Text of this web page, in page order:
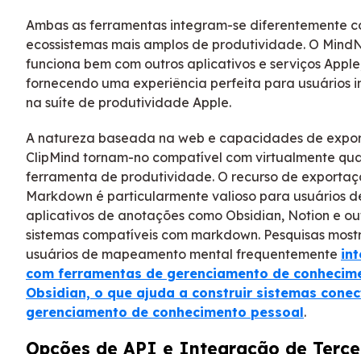
Ambas as ferramentas integram-se diferentemente
ecossistemas mais amplos de produtividade. O
funciona bem com outros aplicativos e serviços
fornecendo uma experiência perfeita para usuários
na suíte de produtividade Apple.
A natureza baseada na web e capacidades de
ClipMind tornam-no compatível com virtualmente
ferramenta de produtividade. O recurso de
Markdown é particularmente valioso para usuários
aplicativos de anotações como Obsidian, Notion e
sistemas compatíveis com markdown. Pesquisas
usuários de mapeamento mental frequentemente
com ferramentas de gerenciamento de
Obsidian, o que ajuda a construir sistemas
gerenciamento de conhecimento pessoal.
Opções de API e Integração de